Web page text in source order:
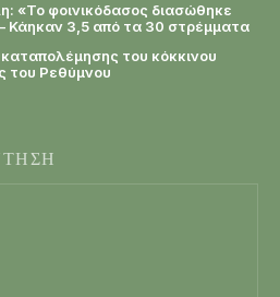
«Το φοινικόδασος διασώθηκε
Κάηκαν 3,5 από τα 30 στρέμματα
του κόκκινου
του Ρεθύμνου